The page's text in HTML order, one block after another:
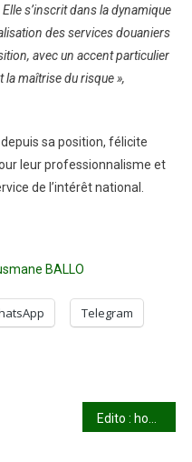
s’inscrit dans la dynamique
des services douaniers
avec un accent particulier
la maîtrise du risque »,
sa position, félicite
leur professionnalisme et
de l’intérêt national.
BALLO
Telegram
Edito : honteux acharnement